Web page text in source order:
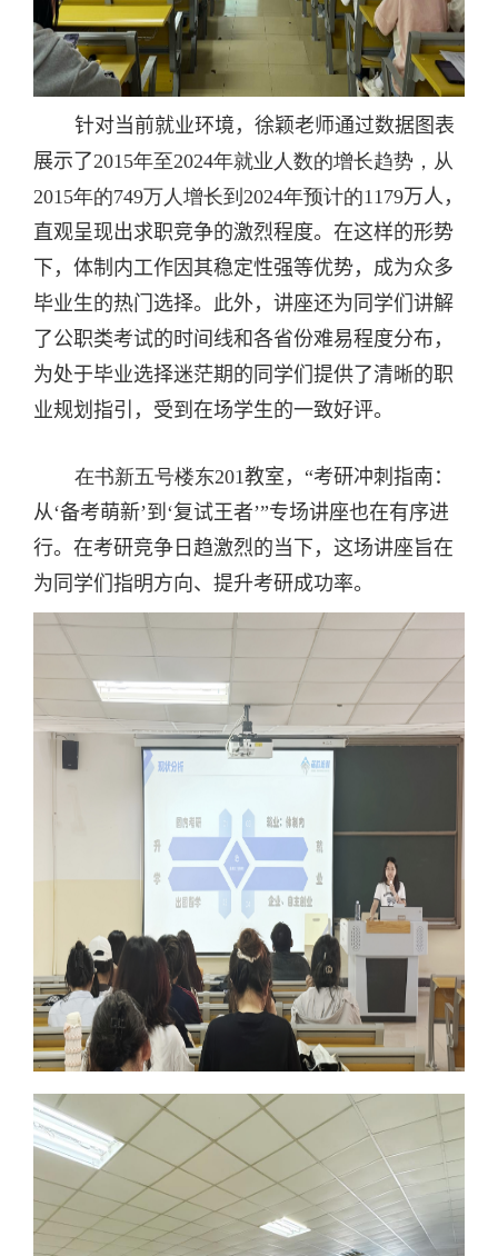
针对当前就业环境，徐颖老师通过数据图表
展示了2015年至2024年就业人数的增长趋势，从
2015年的749万人增长到 2024年预计的1179万人，
直观呈现出求职竞争的激烈程度。在这样的形势
下，体制内工作因其稳定性强等优势，成为众多
毕业生的热门选择。此外，讲座还为 同学们 讲解
了公职类考试的时间线和各省份难易程度分布，
为处于毕业选择迷茫期的 同学们 提供了清晰的职
业规划指引，受到在场学生的一致好评。
在书新五号楼东201教室，“考研冲刺指南 ：
从‘备考萌新’到‘复试王者’”专场讲座也在有序进
行。在考研竞争日趋激烈的当下，这场讲座旨在
为同学们指明方向、提升考研成功率。